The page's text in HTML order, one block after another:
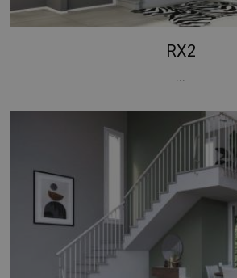
RX2
...